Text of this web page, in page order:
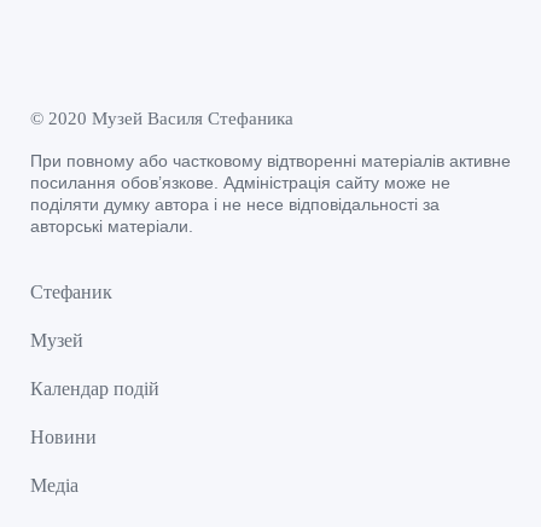
© 2020 Музей Василя Стефаника
При повному або частковому відтворенні матеріалів активне
посилання обов’язкове. Адміністрація сайту може не
поділяти думку автора і не несе відповідальності за
авторські матеріали.
Стефаник
Музей
Календар подій
Новини
Медіа